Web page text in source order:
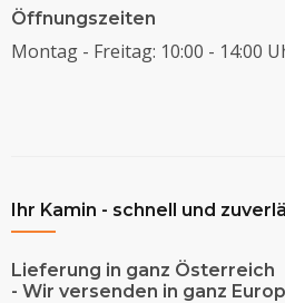
Öffnungszeiten
Montag - Freitag: 10:00 - 14:00
Ihr Kamin - schnell und
Lieferung in ganz Österreich
- Wir versenden in ganz